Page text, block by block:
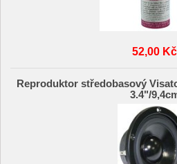
52,00 Kč
Reproduktor středobasový
3.4"/